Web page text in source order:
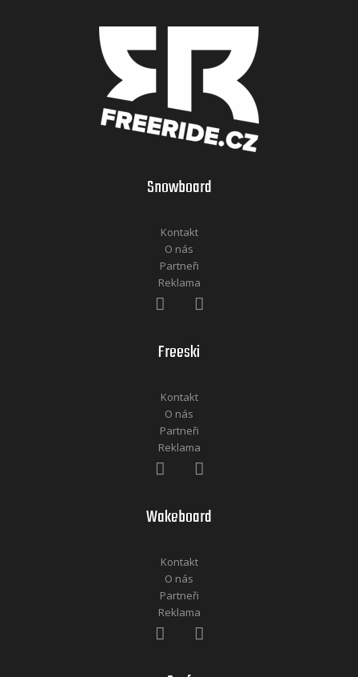
Snowboard
Kontakt
O nás
Partneři
Reklama
Freeski
Kontakt
O nás
Partneři
Reklama
Wakeboard
Kontakt
O nás
Partneři
Reklama